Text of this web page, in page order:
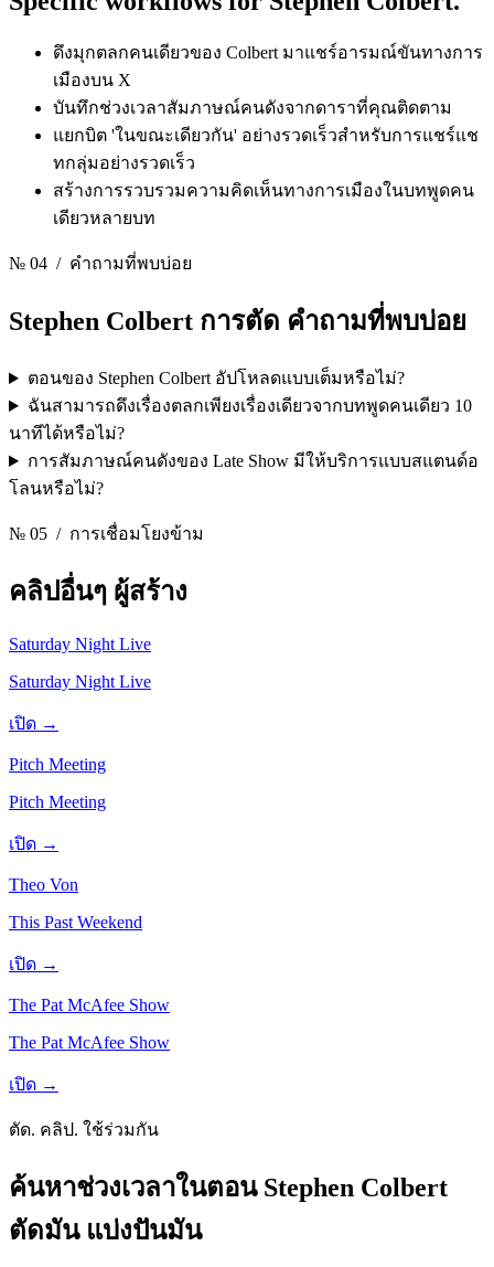
ดึงมุกตลกคนเดียวของ Colbert มาแชร์อารมณ์ขันทางการ
เมืองบน X
บันทึกช่วงเวลาสัมภาษณ์คนดังจากดาราที่คุณติดตาม
แยกบิต 'ในขณะเดียวกัน' อย่างรวดเร็วสําหรับการแชร์แช
ทกลุ่มอย่างรวดเร็ว
สร้างการรวบรวมความคิดเห็นทางการเมืองในบทพูดคน
เดียวหลายบท
№ 04 / คำถามที่พบบ่อย
Stephen Colbert การตัด คําถามที่พบบ่อย
ตอนของ Stephen Colbert อัปโหลดแบบเต็มหรือไม่?
ฉันสามารถดึงเรื่องตลกเพียงเรื่องเดียวจากบทพูดคนเดียว 10
นาทีได้หรือไม่?
การสัมภาษณ์คนดังของ Late Show มีให้บริการแบบสแตนด์อ
โลนหรือไม่?
№ 05 / การเชื่อมโยงข้าม
คลิปอื่นๆ ผู้สร้าง
Saturday Night Live
Saturday Night Live
เปิด →
Pitch Meeting
Pitch Meeting
เปิด →
Theo Von
This Past Weekend
เปิด →
The Pat McAfee Show
The Pat McAfee Show
เปิด →
ตัด. คลิป. ใช้ร่วมกัน
ค้นหาช่วงเวลาในตอน Stephen Colbert
ตัดมัน แบ่งปันมัน